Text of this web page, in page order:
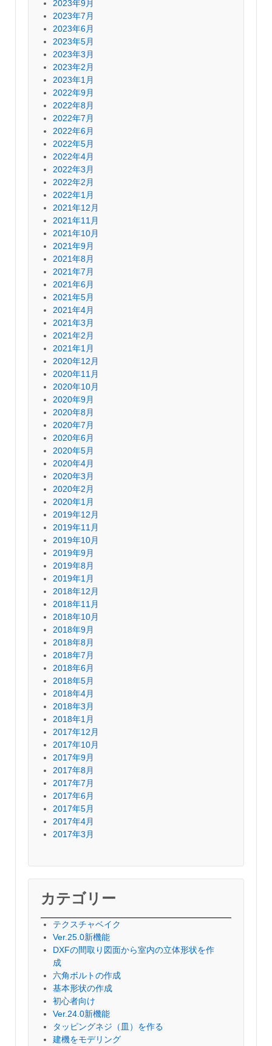
2023年9月
2023年7月
2023年6月
2023年5月
2023年3月
2023年2月
2023年1月
2022年9月
2022年8月
2022年7月
2022年6月
2022年5月
2022年4月
2022年3月
2022年2月
2022年1月
2021年12月
2021年11月
2021年10月
2021年9月
2021年8月
2021年7月
2021年6月
2021年5月
2021年4月
2021年3月
2021年2月
2021年1月
2020年12月
2020年11月
2020年10月
2020年9月
2020年8月
2020年7月
2020年6月
2020年5月
2020年4月
2020年3月
2020年2月
2020年1月
2019年12月
2019年11月
2019年10月
2019年9月
2019年8月
2019年1月
2018年12月
2018年11月
2018年10月
2018年9月
2018年8月
2018年7月
2018年6月
2018年5月
2018年4月
2018年3月
2018年1月
2017年12月
2017年10月
2017年9月
2017年8月
2017年7月
2017年6月
2017年5月
2017年4月
2017年3月
カテゴリー
テクスチャベイク
Ver.25.0新機能
DXFの間取り図面から室内の立体形状を作
成
六角ボルトの作成
基本形状の作成
初心者向け
Ver.24.0新機能
タッピングネジ（皿）を作る
建機をモデリング